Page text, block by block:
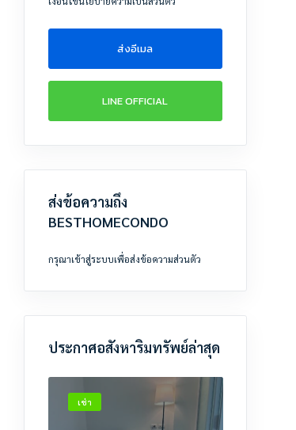
ส่งอีเมล
LINE OFFICIAL
ส่งข้อความถึง
BESTHOMECONDO
กรุณาเข้าสู่ระบบเพื่อส่งข้อความส่วนตัว
ประกาศอสังหาริมทรัพย์ล่าสุด
เช่า